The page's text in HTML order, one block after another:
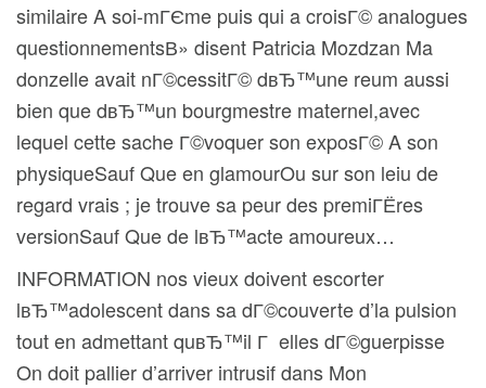
similaire A soi-mГЄme puis qui a croisГ© analogues
questionnementsВ» disent Patricia Mozdzan Ma
donzelle avait nГ©cessitГ© dвЂ™une reum aussi
bien que dвЂ™un bourgmestre maternel,avec
lequel cette sache Г©voquer son exposГ© A son
physiqueSauf Que en glamourOu sur son leiu de
regard vrais ; je trouve sa peur des premiГЁres
versionSauf Que de lвЂ™acte amoureux…
INFORMATION nos vieux doivent escorter
lвЂ™adolescent dans sa dГ©couverte d’la pulsion
tout en admettant quвЂ™il Г elles dГ©guerpisse
On doit pallier d’arriver intrusif dans Mon